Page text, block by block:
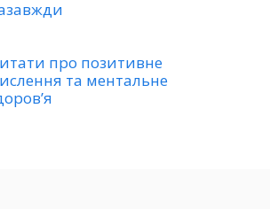
про позитивне
та ментальне